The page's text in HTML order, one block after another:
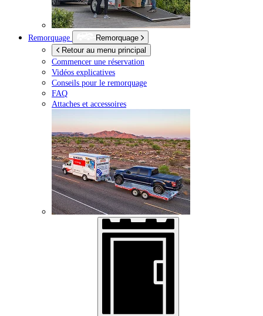
Remorquage
Remorquage
Retour au menu principal
Commencer une réservation
Vidéos explicatives
Conseils pour le remorquage
FAQ
Attaches et accessoires